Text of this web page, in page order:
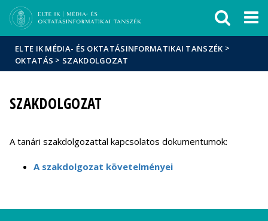
Események
sajtóban
ELTE IK MÉDIA- ÉS OKTATÁSINFORMATIKAI TANSZÉK >
OKTATÁS > SZAKDOLGOZAT
SZAKDOLGOZAT
A tanári szakdolgozattal kapcsolatos dokumentumok:
A szakdolgozat követelményei